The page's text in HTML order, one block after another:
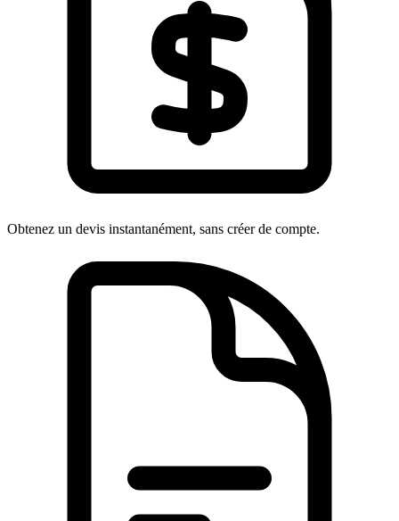
Obtenez un devis instantanément, sans créer de compte.